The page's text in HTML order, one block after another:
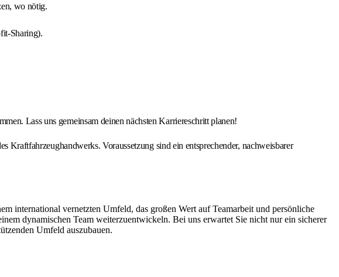
wo nötig.
Sharing).
Lass uns gemeinsam deinen nächsten Karriereschritt planen!
Voraussetzung sind ein entsprechender, nachweisbarer
international vernetzten Umfeld, das großen Wert auf Teamarbeit und persönliche
dynamischen Team weiterzuentwickeln. Bei uns erwartet Sie nicht nur ein sicherer
Umfeld auszubauen.